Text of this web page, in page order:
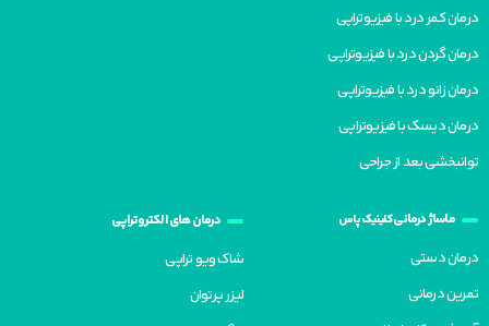
درمان کمر درد با فیزیوتراپی
درمان گردن درد با فیزیوتراپی
درمان زانو درد با فیزیوتراپی
درمان دیسک با فیزیوتراپی
توانبخشی بعد از جراحی
ماساژ درمانیکلینیک پاس
درمان دستی
تمرین درمانی
درمان های الکتروتراپی
شاک ویو تراپی
لیزر پرتوان